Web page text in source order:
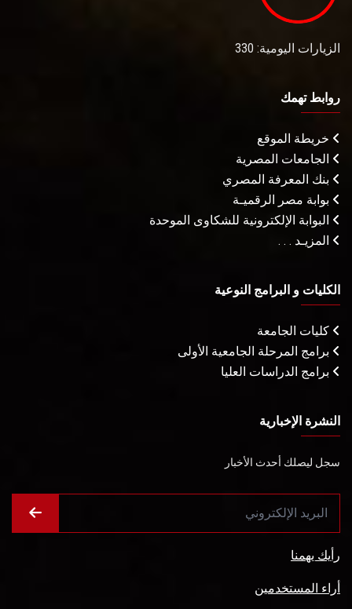
الزيارات اليومية: 330
روابط تهمك
خريطة الموقع
الجامعات المصرية
بنك المعرفة المصري
بوابة مصر الرقميـة
البوابة الإلكترونية للشكاوى الموحدة
المزيـد . . .
الكليات و البرامج النوعية
كليات الجامعة
برامج المرحلة الجامعية الأولى
برامج الدراسات العليا
النشرة الإخبارية
سجل ليصلك أحدث الأخبار
رأيك يهمنا
أراء المستخدمين